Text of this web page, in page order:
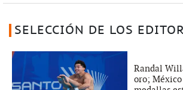
SELECCIÓN DE LOS
Randal
oro; México